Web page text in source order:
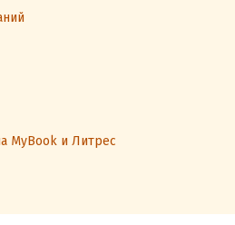
MyBook и Литрес